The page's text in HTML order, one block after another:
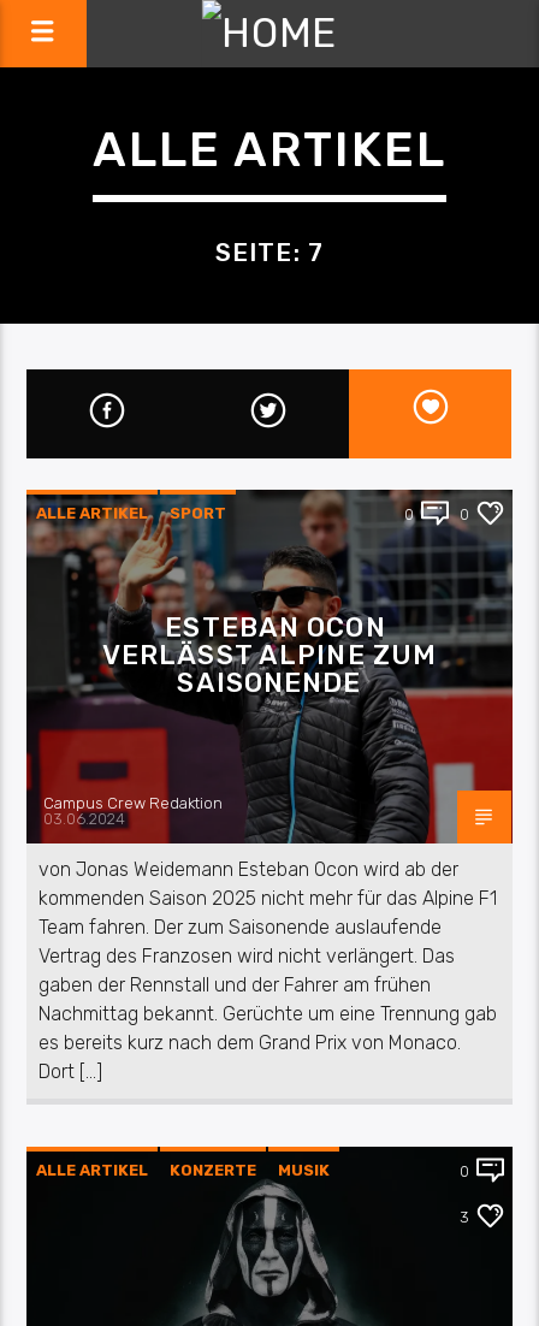
ALLE ARTIKEL
SEITE: 7
ALLE ARTIKEL SPORT 0 0
ESTEBAN OCON
VERLÄSST ALPINE ZUM
SAISONENDE
Campus Crew Redaktion
03.06.2024
von Jonas Weidemann Esteban Ocon wird ab der
kommenden Saison 2025 nicht mehr für das Alpine F1
Team fahren. Der zum Saisonende auslaufende
Vertrag des Franzosen wird nicht verlängert. Das
gaben der Rennstall und der Fahrer am frühen
Nachmittag bekannt. Gerüchte um eine Trennung gab
es bereits kurz nach dem Grand Prix von Monaco.
Dort […]
ALLE ARTIKEL KONZERTE MUSIK
UNTERWEGS
0
3